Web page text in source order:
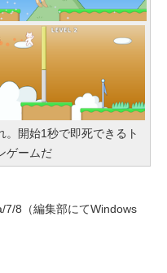
(24か月版) 搭載 W
重量1.7kg Wi-Fi 6E ク
ブルー M1502NAQ-R71
。開始1秒で即死できるト
ゲームだ
7/8（編集部にてWindows